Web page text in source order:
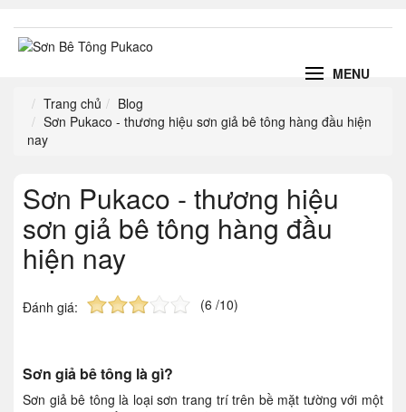
MENU
Trang chủ
Blog
Sơn Pukaco - thương hiệu sơn giả bê tông hàng đầu hiện
nay
Sơn Pukaco - thương hiệu
sơn giả bê tông hàng đầu
hiện nay
Đánh giá: (6 /10)
Sơn giả bê tông là gì?
Sơn giả bê tông là loại sơn trang trí trên bề mặt tường với một